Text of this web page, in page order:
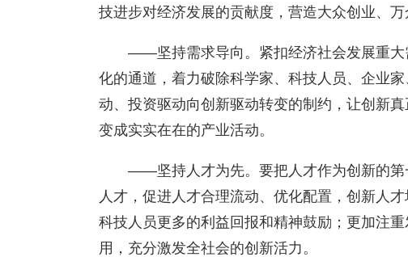
技进步对经济发展的贡献度，营造大众创业、万
——坚持需求导向。紧扣经济社会发展重大
化的通道，着力破除科学家、科技人员、企业
动、投资驱动向创新驱动转变的制约，让创新
变成实实在在的产业活动。
——坚持人才为先。要把人才作为创新的第
人才，促进人才合理流动、优化配置，创新人
科技人员更多的利益回报和精神鼓励；更加注
用，充分激发全社会的创新活力。